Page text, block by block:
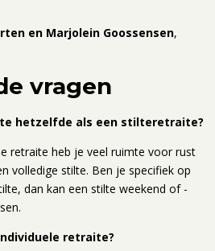
en Marjolein Goossensen,
vragen
hetzelfde als een stilteretraite?
retraite heb je veel ruimte voor rust
volledige stilte. Ben je specifiek op
dan kan een stilte weekend of -
retraite?